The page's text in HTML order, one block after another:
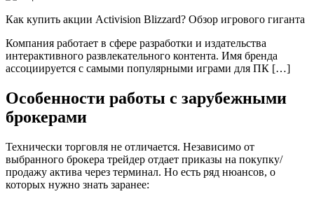
Как купить акции Activision Blizzard? Обзор игрового гиганта
Компания работает в сфере разработки и издательства
интерактивного развлекательного контента. Имя бренда
ассоциируется с самыми популярными играми для ПК […]
Особенности работы с зарубежными
брокерами
Технически торговля не отличается. Независимо от
выбранного брокера трейдер отдает приказы на покупку/
продажу актива через терминал. Но есть ряд нюансов, о
которых нужно знать заранее: